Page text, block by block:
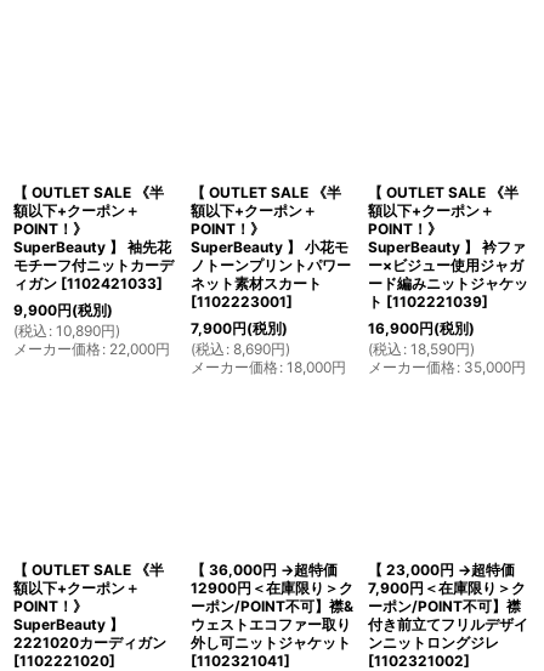
【 OUTLET SALE 《半
額以下+クーポン＋
POINT！》
SuperBeauty 】 袖先花
モチーフ付ニットカーデ
ィガン [1102421033]
9,900円(税別)
(税込 : 10,890円)
メーカー価格: 22,000円
【 OUTLET SALE 《半
額以下+クーポン＋
POINT！》
SuperBeauty 】 小花モ
ノトーンプリントパワー
ネット素材スカート
[1102223001]
7,900円(税別)
(税込 : 8,690円)
メーカー価格: 18,000円
【 OUTLET SALE 《半
額以下+クーポン＋
POINT！》
SuperBeauty 】 衿ファ
ー×ビジュー使用ジャガ
ード編みニットジャケッ
ト [1102221039]
16,900円(税別)
(税込 : 18,590円)
メーカー価格: 35,000円
【 OUTLET SALE 《半
額以下+クーポン＋
POINT！》
SuperBeauty 】
2221020カーディガン
[1102221020]
【 36,000円 →超特価
12900円＜在庫限り＞ク
ーポン/POINT不可】襟&
ウェストエコファー取り
外し可ニットジャケット
[1102321041]
【 23,000円 →超特価
7,900円＜在庫限り＞ク
ーポン/POINT不可】襟
付き前立てフリルデザイ
ンニットロングジレ
[1102321002]